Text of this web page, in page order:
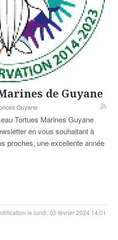
de Guyane
Guyane
Tortues Marines Guyane
en vous souhaitant à
proches, une excellente année
le lundi, 05 février 2024 14:01